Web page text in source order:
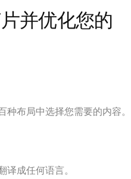
并优化您的
布局中选择您需要的内容。
成任何语言。